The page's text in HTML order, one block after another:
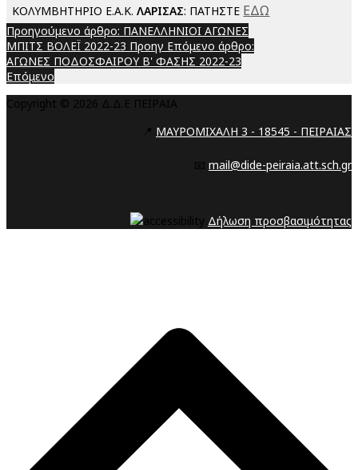
ΚΟΛΥΜΒΗΤΗΡΙΟ Ε.Α.Κ.ΛΑΡΙΣΑΣ: ΠΑΤΗΣΤΕ ΕΔΩ
Προηγούμενο άρθρο: ΠΑΝΕΛΛΗΝΙΟΙ ΑΓΩΝΕΣ
ΜΠΙΤΣ ΒΟΛΕΪ 2022-23 Προηγ Επόμενο άρθρο:
ΑΓΩΝΕΣ ΠΟΔΟΣΦΑΙΡΟΥ Β' ΦΑΣΗΣ 2022-23
Επόμενο
Copyright © 2026 Δ.Δ.Ε ΠΕΙΡΑΙΑ
📍 ΜΑΥΡΟΜΙΧΑΛΗ 3 - 18545 - ΠΕΙΡΑΙΑΣ
📧 mail@dide-peiraia.att.sch.gr
Δήλωση προσβασιμότητας